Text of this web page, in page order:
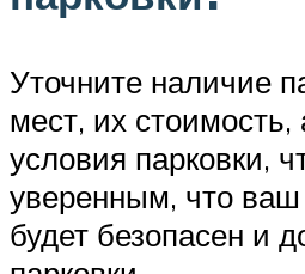
Уточните наличие
мест, их стоимость,
условия парковки,
уверенным, что
будет безопасен и